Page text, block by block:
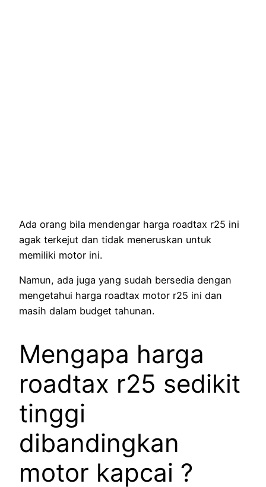
Ada orang bila mendengar harga roadtax r25 ini
agak terkejut dan tidak meneruskan untuk
memiliki motor ini.
Namun, ada juga yang sudah bersedia dengan
mengetahui harga roadtax motor r25 ini dan
masih dalam budget tahunan.
Mengapa harga
roadtax r25 sedikit
tinggi
dibandingkan
motor kapcai ?